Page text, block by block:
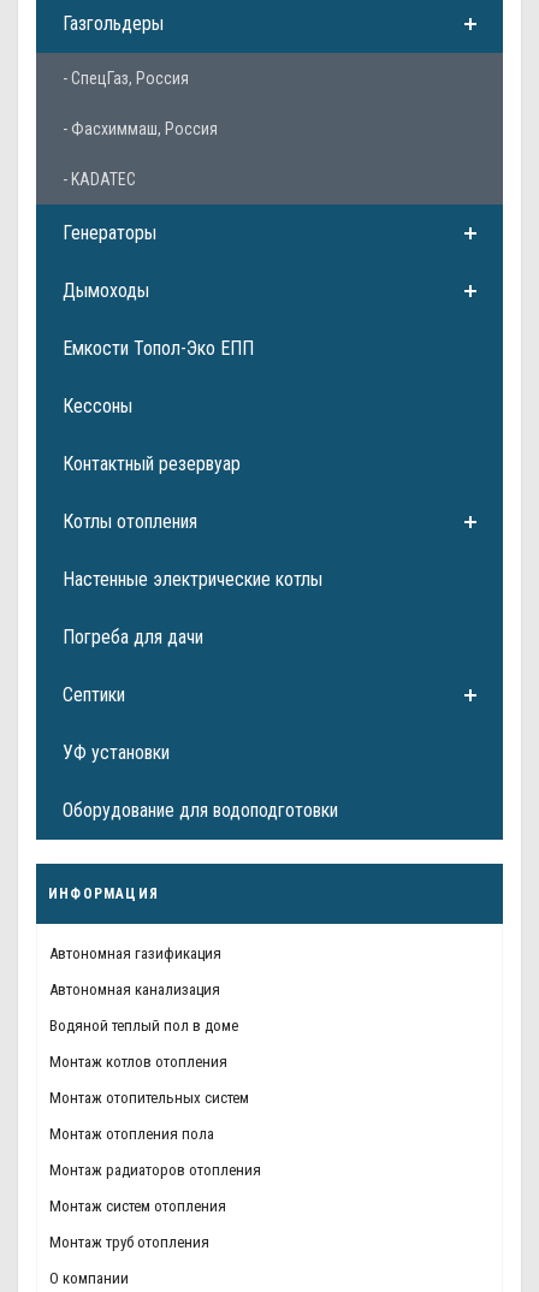
Газгольдеры
- СпецГаз, Россия
- Фасхиммаш, Россия
- KADATEC
Генераторы
Дымоходы
Емкости Топол-Эко ЕПП
Кессоны
Контактный резервуар
Котлы отопления
Настенные электрические котлы
Погреба для дачи
Септики
УФ установки
Оборудование для водоподготовки
ИНФОРМАЦИЯ
Автономная газификация
Автономная канализация
Водяной теплый пол в доме
Монтаж котлов отопления
Монтаж отопительных систем
Монтаж отопления пола
Монтаж радиаторов отопления
Монтаж систем отопления
Монтаж труб отопления
О компании